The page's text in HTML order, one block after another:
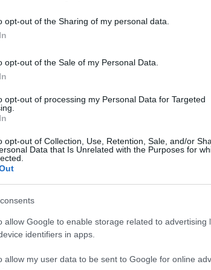
opt-out of the Sharing of my personal data.
opt-out of the Sale of my Personal Data.
opt-out of processing my Personal Data for Targeted
opt-out of Collection, Use, Retention, Sale, and/or
Data that Is Unrelated with the Purposes for
allow Google to enable storage related to advertising
identifiers in apps.
allow my user data to be sent to Google for online
a
Budapest-A 2007. szeptemberében
mutatja be a nagyközönség számára.
címû elõadás a budapesti
"közönségbarát színházzal